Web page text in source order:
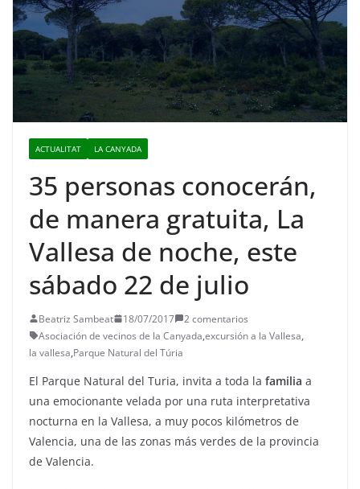
ACTUALITAT LA CANYADA
35 personas conocerán,
de manera gratuita, La
Vallesa de noche, este
sábado 22 de julio
Beatriz Sambeat 18/07/2017
2 comentarios
Asociación de vecinos de la Canyada,excursión a la Vallesa,
la vallesa,Parque Natural del Túria
El Parque Natural del Turia, invita a toda la familia a
una emocionante velada por una ruta interpretativa
nocturna en la Vallesa, a muy pocos kilómetros de
Valencia, una de las zonas más verdes de la provincia
de Valencia.